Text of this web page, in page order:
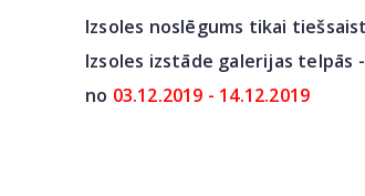
Izsoles noslēgums tikai
Izsoles izstāde galerijas telpās
no 03.12.2019 - 14.12.2019